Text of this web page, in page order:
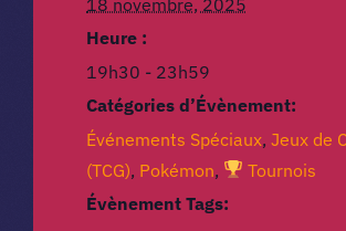
Heure :
19h30 - 23h59
Catégories d’Évènement:
Événements Spéciaux, Jeux de
(TCG), Pokémon,
Tournois
Évènement Tags: